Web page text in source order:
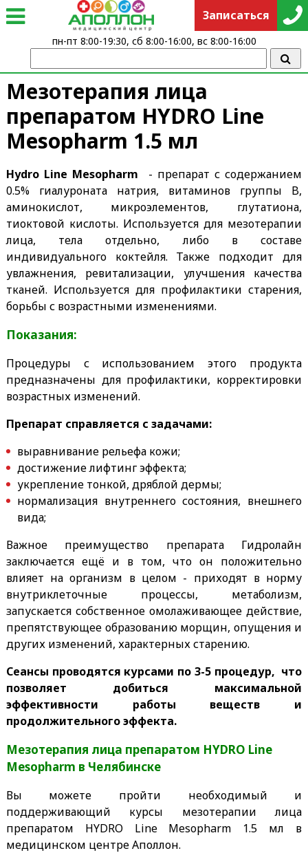
Мезотерапия лица
препаратом HYDRO Line
Mesopharm 1.5 мл
Hydro Line Mesopharm - препарат с содержанием
0.5% гиалуроната натрия, витаминов группы B,
аминокислот, микроэлементов, глутатиона,
тиоктовой кислоты. Используется для мезотерапии
лица, тела отдельно, либо в составе
индивидуального коктейля. Также подходит для
увлажнения, ревитализации, улучшения качества
тканей. Используется для профилактики старения,
борьбы с возрастными изменениями.
Показания:
Процедуры с использованием этого продукта
предназначены для профилактики, корректировки
возрастных изменений.
Препарат справляется с задачами:
выравнивание рельефа кожи;
достижение лифтинг эффекта;
укрепление тонкой, дряблой дермы;
нормализация внутреннего состояния, внешнего
вида;
Важное преимущество препарата Гидролайн
заключается ещё и в том, что он положительно
влияет на организм в целом - приходят в норму
внутриклеточные процессы, метаболизм,
запускается собственное омолаживающее действие,
препятствующее образованию морщин, опущения и
других изменений, характерных старению.
Сеансы проводятся курсами по 3-5 процедур, что
позволяет добиться максимальной
эффективности работы веществ и
продолжительного эффекта.
Мезотерапия лица препаратом HYDRO Line
Mesopharm в Челябинске
Вы можете пройти необходимый и
поддерживающий курсы мезотерапии лица
препаратом HYDRO Line Mesopharm 1.5 мл в
медицинском центре Аполлон.
Записаться
пн-пт 8:00-19:30, сб 8:00-16:00, вс 8:00-16:00